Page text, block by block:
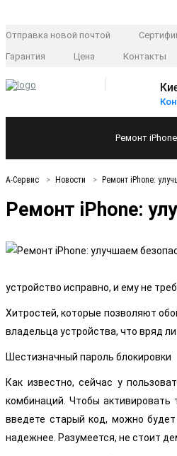
Отправка новой почтой
Гарантия
Цена Контакты
Ремонт iPhone
А-Сервис Новости Ремонт iPhone:
Ремонт iPhone:
устройство исправно, и ему не
Хитростей, которые позволяют
владельца устройства, что вряд
Шестизначный пароль блокировки
Как известно, сейчас у
комбинаций. Чтобы
введете старый код, можно
надежнее. Разумеется, не стоит